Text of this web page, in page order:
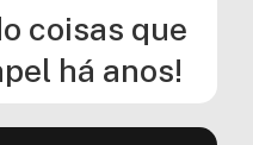
coisas que
há anos!